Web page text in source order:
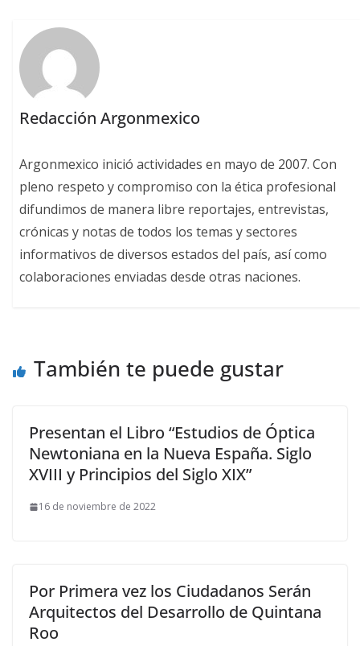
Redacción Argonmexico
Argonmexico inició actividades en mayo de 2007. Con
pleno respeto y compromiso con la ética profesional
difundimos de manera libre reportajes, entrevistas,
crónicas y notas de todos los temas y sectores
informativos de diversos estados del país, así como
colaboraciones enviadas desde otras naciones.
También te puede gustar
Presentan el Libro “Estudios de Óptica
Newtoniana en la Nueva España. Siglo
XVIII y Principios del Siglo XIX”
16 de noviembre de 2022
Por Primera vez los Ciudadanos Serán
Arquitectos del Desarrollo de Quintana
Roo